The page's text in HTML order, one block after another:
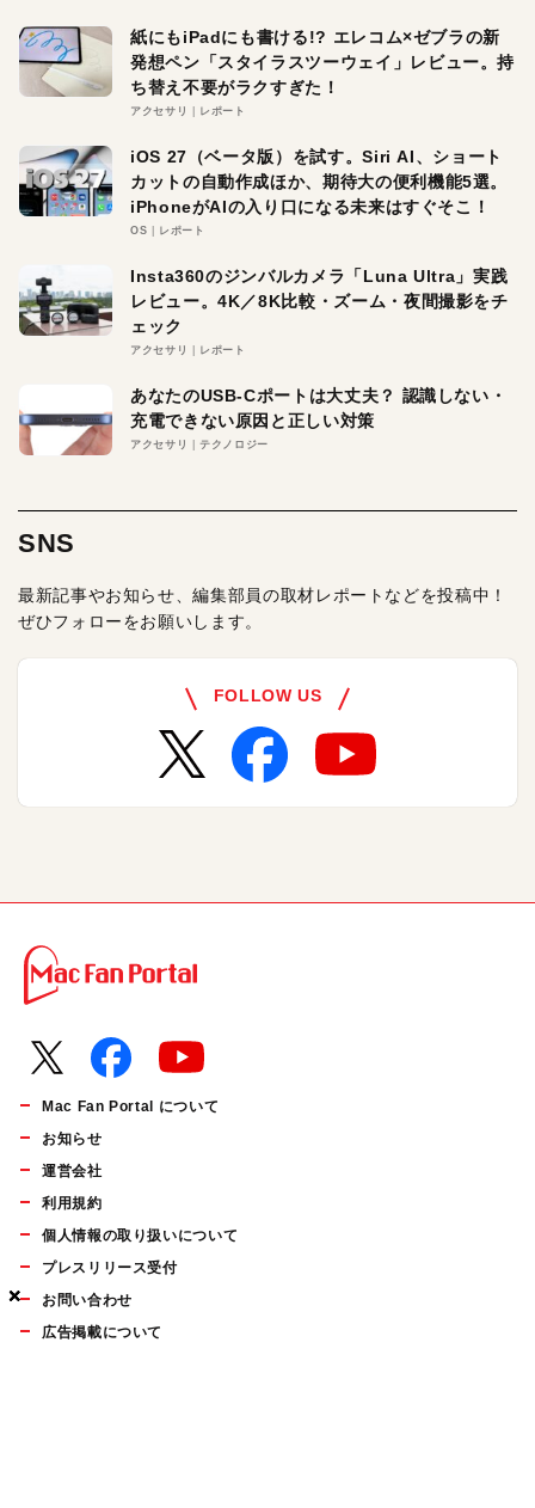
×
×
×
紙にもiPadにも書ける!? エレコム×ゼブラの新
発想ペン「スタイラスツーウェイ」レビュー。持
ち替え不要がラクすぎた！
アクセサリ レポート
iOS 27（ベータ版）を試す。Siri AI、ショート
カットの自動作成ほか、期待大の便利機能5選。
iPhoneがAIの入り口になる未来はすぐそこ！
OS レポート
Insta360のジンバルカメラ「Luna Ultra」実践
レビュー。4K／8K比較・ズーム・夜間撮影をチ
ェック
アクセサリ レポート
あなたのUSB-Cポートは大丈夫？ 認識しない・
充電できない原因と正しい対策
アクセサリ テクノロジー
SNS
最新記事やお知らせ、編集部員の取材レポートなどを投稿中！
ぜひフォローをお願いします。
FOLLOW US
Mac Fan Portal について
お知らせ
運営会社
利用規約
個人情報の取り扱いについて
プレスリリース受付
お問い合わせ
広告掲載について